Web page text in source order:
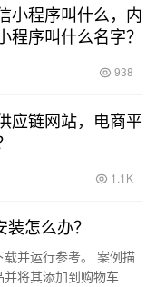
小程序叫什么，内
程序叫什么名字？
938
应链网站，电商平
1.1K
怎么办？
并运行参考。 案例描
将其添加到购物车